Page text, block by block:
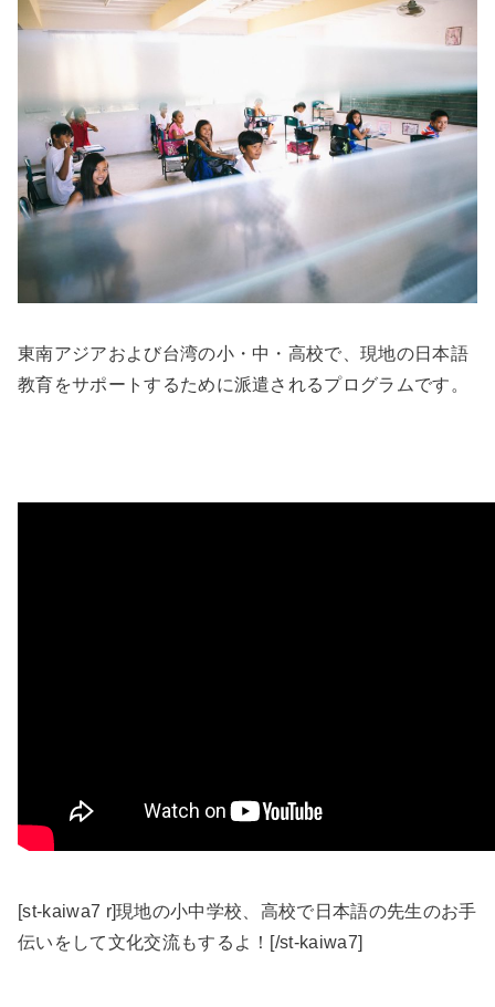
東南アジアおよび台湾の小・中・高校で、現地の日本語
教育をサポートするために派遣されるプログラムです。
[st-kaiwa7 r]現地の小中学校、高校で日本語の先生のお手
伝いをして文化交流もするよ！[/st-kaiwa7]